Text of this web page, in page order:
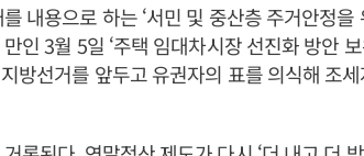
내용으로 하는 ‘서민 및 중산층 주거안정
인 3월 5일 ‘주택 임대차시장 선진화 방안
방선거를 앞두고 유권자의 표를 의식해 조